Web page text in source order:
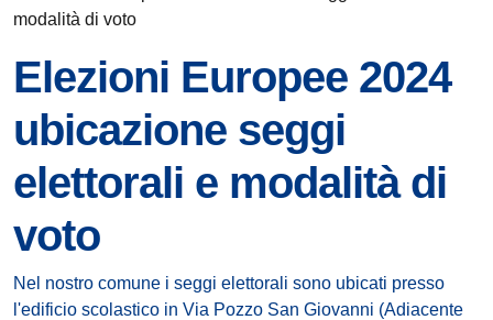
modalità di voto
Elezioni Europee 2024
ubicazione seggi
elettorali e modalità di
voto
Dettagli della notizia
Nel nostro comune i seggi elettorali sono ubicati presso
l'edificio scolastico in Via Pozzo San Giovanni (Adiacente